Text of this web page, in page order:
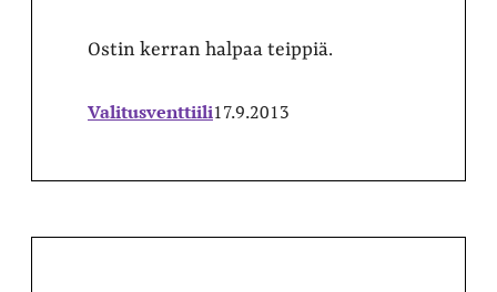
Ostin kerran halpaa teippiä.
Valitusventtiili17.9.2013